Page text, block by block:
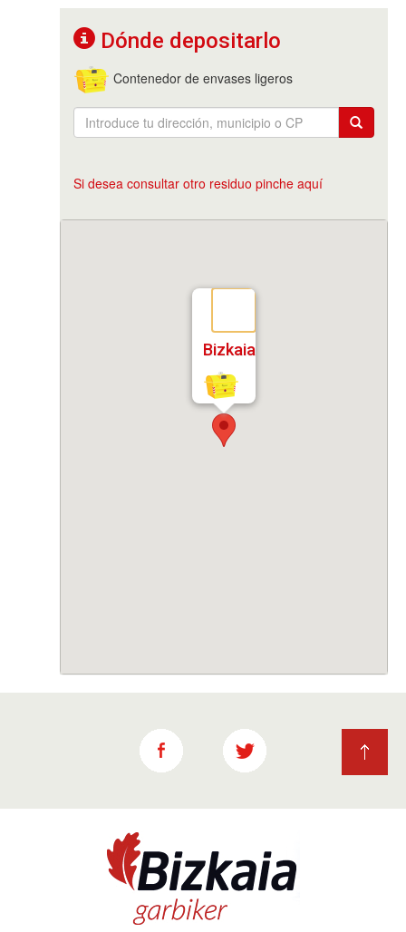
Dónde depositarlo
Contenedor de envases ligeros
Si desea consultar otro residuo pinche aquí
Bizkaia